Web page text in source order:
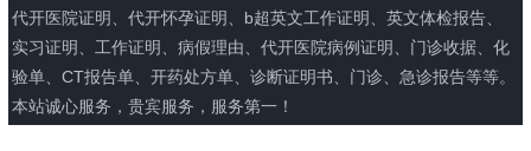
代开医院证明、代开怀孕证明、b超英文工作证明、英文体检报告、
实习证明、工作证明、病假理由、代开医院病例证明、门诊收据、化
验单、CT报告单、开药处方单、诊断证明书、门诊、急诊报告等等。
本站诚心服务，贵宾服务，服务第一！